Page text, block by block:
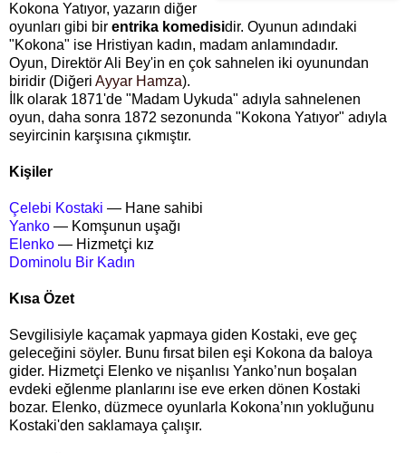
Kokona Yatıyor, yazarın diğer
oyunları gibi bir entrika komedisidir. Oyunun adındaki
"Kokona" ise Hristiyan kadın, madam anlamındadır.
Oyun, Direktör Ali Bey'in en çok sahnelen iki oyunundan
biridir (Diğeri Ayyar Hamza).
İlk olarak 1871'de "Madam Uykuda" adıyla sahnelenen
oyun, daha sonra 1872 sezonunda "Kokona Yatıyor" adıyla
seyircinin karşısına çıkmıştır.
Kişiler
Çelebi Kostaki — Hane sahibi
Yanko — Komşunun uşağı
Elenko — Hizmetçi kız
Dominolu Bir Kadın
Kısa Özet
Sevgilisiyle kaçamak yapmaya giden Kostaki, eve geç
geleceğini söyler. Bunu fırsat bilen eşi Kokona da baloya
gider. Hizmetçi Elenko ve nişanlısı Yanko’nun boşalan
evdeki eğlenme planlarını ise eve erken dönen Kostaki
bozar. Elenko, düzmece oyunlarla Kokona’nın yokluğunu
Kostaki'den saklamaya çalışır.